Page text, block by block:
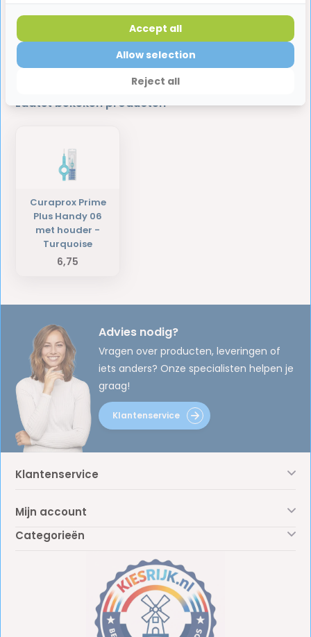
Productomschrijving
Reviews
Laatst bekeken producten
Curaprox Prime
Plus Handy 06
met houder -
Turquoise
6,75
Advies nodig?
Vragen over producten, leveringen of
iets anders? Onze specialisten helpen je
graag!
Klantenservice
Klantenservice
Mijn account
Categorieën
Reject all
Allow selection
Accept all